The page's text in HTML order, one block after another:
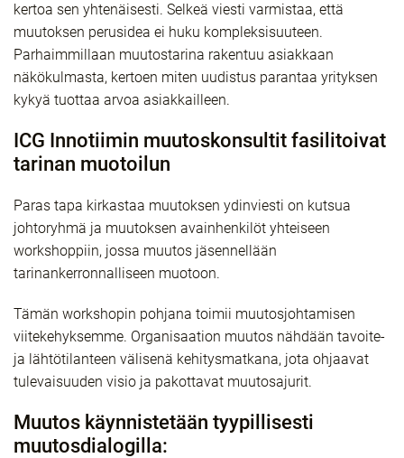
kertoa sen yhtenäisesti. Selkeä viesti varmistaa, että
muutoksen perusidea ei huku kompleksisuuteen.
Parhaimmillaan muutostarina rakentuu asiakkaan
näkökulmasta, kertoen miten uudistus parantaa yrityksen
kykyä tuottaa arvoa asiakkailleen.
ICG Innotiimin muutoskonsultit fasilitoivat
tarinan muotoilun
Paras tapa kirkastaa muutoksen ydinviesti on kutsua
johtoryhmä ja muutoksen avainhenkilöt yhteiseen
workshoppiin, jossa muutos jäsennellään
tarinankerronnalliseen muotoon.
Tämän workshopin pohjana toimii muutosjohtamisen
viitekehyksemme. Organisaation muutos nähdään tavoite-
ja lähtötilanteen välisenä kehitysmatkana, jota ohjaavat
tulevaisuuden visio ja pakottavat muutosajurit.
Muutos käynnistetään tyypillisesti
muutosdialogilla: